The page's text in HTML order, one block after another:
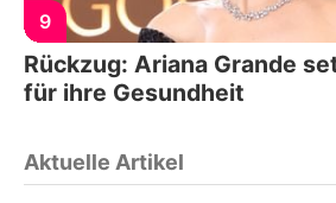
9
Rückzug: Ariana Grande
für ihre Gesundheit
Aktuelle Artikel